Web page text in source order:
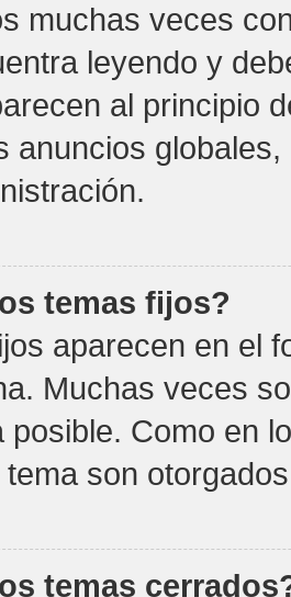
muchas veces
leyendo y
al principio
anuncios
temas fijos?
aparecen en el
Muchas veces
posible. Como en
son
temas